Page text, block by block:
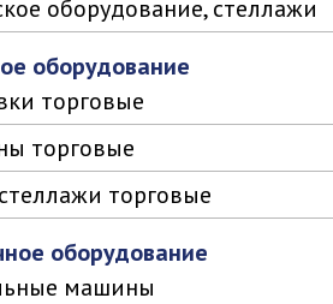
оборудование, стеллажи
оборудование
торговые
торговые
торговые
оборудование
машины